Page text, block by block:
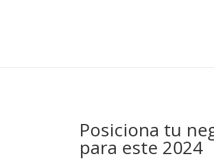
Posiciona tu
para este 2024